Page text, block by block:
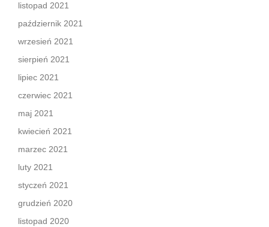
listopad 2021
październik 2021
wrzesień 2021
sierpień 2021
lipiec 2021
czerwiec 2021
maj 2021
kwiecień 2021
marzec 2021
luty 2021
styczeń 2021
grudzień 2020
listopad 2020